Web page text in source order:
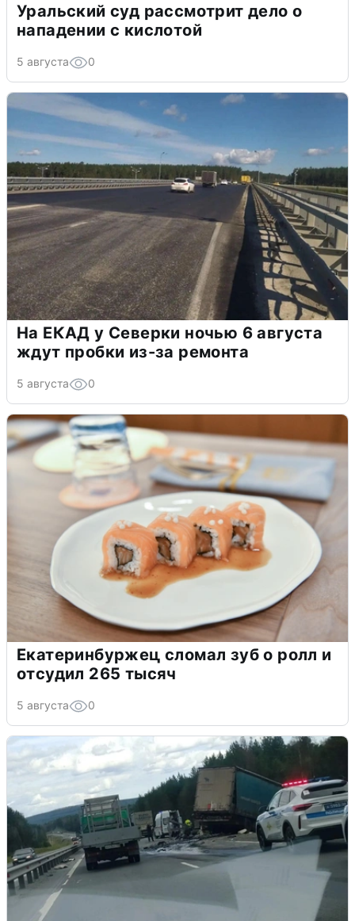
Уральский суд рассмотрит дело о
нападении с кислотой
5 августа 0
На ЕКАД у Северки ночью 6 августа
ждут пробки из-за ремонта
5 августа 0
Екатеринбуржец сломал зуб о ролл и
отсудил 265 тысяч
5 августа 0